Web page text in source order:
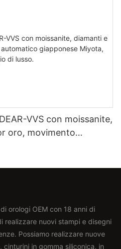
VVS con moissanite,
oro, movimento
orologi OEM con 18 anni di
realizzare nuovi stampi e disegni
Possiamo realizzare nuove
in gomma siliconica, in